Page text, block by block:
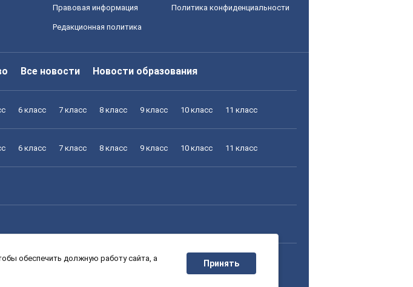
Правовая информация Политика конфиденциальности
Редакционная политика
Все новости Новости образования
6 класс 7 класс 8 класс 9 класс 10 класс 11 класс
6 класс 7 класс 8 класс 9 класс 10 класс 11 класс
6 класс 7 класс 8 класс 9 класс 10 класс 11 класс
обеспечить должную работу сайта, а
Принять